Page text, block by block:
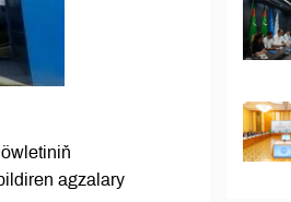
agzalary